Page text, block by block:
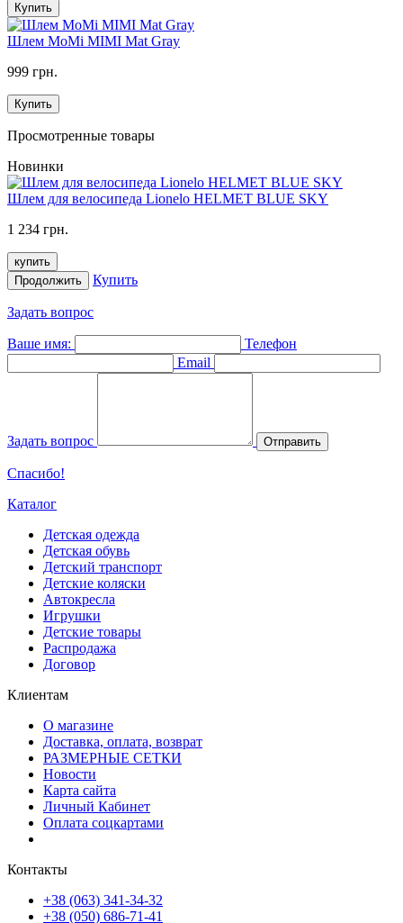
Купить
Шлем MoMi MIMI Mat Gray
999 грн.
Купить
Просмотренные товары
Новинки
Шлем для велосипеда Lionelo HELMET BLUE SKY
1 234 грн.
купить
Продолжить
Купить
Задать вопрос
Ваше имя:
Телефон
Email
Задать вопрос Отправить
Спасибо!
Каталог
Детская одежда
Детская обувь
Детский транспорт
Детские коляски
Автокресла
Игрушки
Детские товары
Распродажа
Договор
Клиентам
О магазине
Доставка, оплата, возврат
РАЗМЕРНЫЕ СЕТКИ
Новости
Карта сайта
Личный Кабинет
Оплата соцкартами
Контакты
+38 (063) 341-34-32
+38 (050) 686-71-41